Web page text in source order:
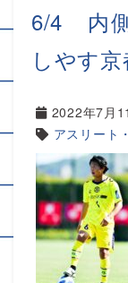
6/4 内
しやす京
2022年7月
アスリート